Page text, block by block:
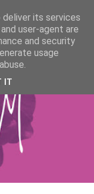
its services
user-agent are
and security
usage
IT